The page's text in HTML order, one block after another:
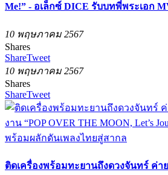
Me!” - อเล็กซ์ DICE รับบทพี่พระเอก
10 พฤษภาคม 2567
Shares
ShareTweet
10 พฤษภาคม 2567
Shares
ShareTweet
ติดเครื่องพร้อมทะยานถึงดวงจันทร์ ค่า